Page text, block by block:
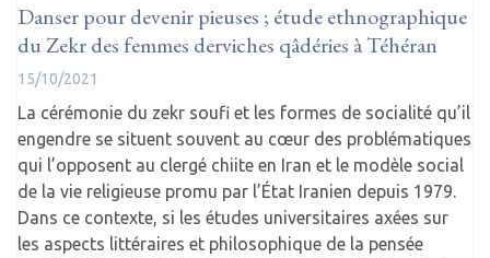
Danser pour devenir pieuses ; étude ethnographique
du Zekr des femmes derviches qâdéries à Téhéran
15/10/2021
La cérémonie du zekr soufi et les formes de socialité qu’il
engendre se situent souvent au cœur des problématiques
qui l’opposent au clergé chiite en Iran et le modèle social
de la vie religieuse promu par l’État Iranien depuis 1979.
Dans ce contexte, si les études universitaires axées sur
les aspects littéraires et philosophique de la pensée